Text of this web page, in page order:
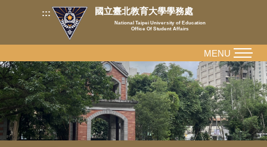
內
容
區
::: 國立臺北教育大學學務處
National Taipei University of Education
Office Of Student Affairs
MENU